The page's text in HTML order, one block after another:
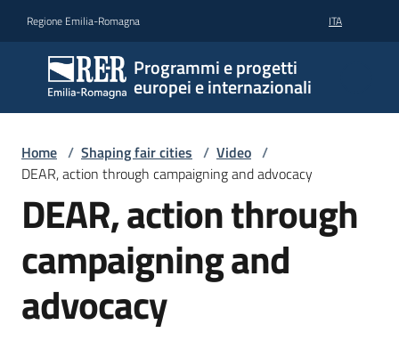
Regione Emilia-Romagna ITA
Programmi e progetti
europei e internazionali
Home / Shaping fair cities / Video /
DEAR, action through campaigning and advocacy
DEAR, action through
campaigning and
advocacy